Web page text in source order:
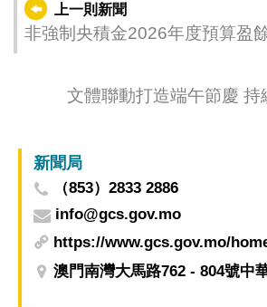
上一則新聞
非強制央積金2026年度預算盈
文體聯動打造端午節慶 持
新聞局
（853）2833 2886
info@gcs.gov.mo
https://www.gcs.gov.mo/
澳門南灣大馬路762 - 804號中